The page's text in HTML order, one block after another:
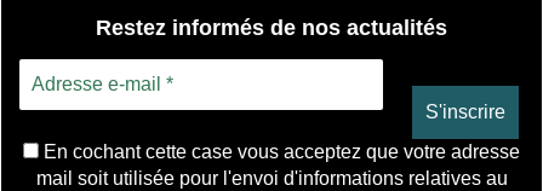
Restez informés de nos actualités
En cochant cette case vous acceptez que votre adresse
mail soit utilisée pour l'envoi d'informations relatives au